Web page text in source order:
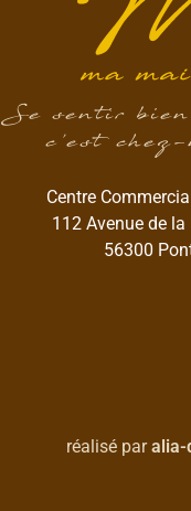
Se sentir
c’est
Centre
112 Avenue de
56300
réalisé paralia-